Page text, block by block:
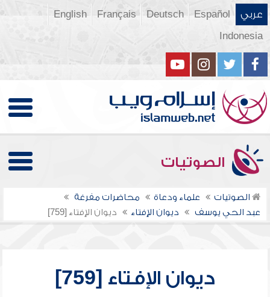
عربي Español
Deutsch
Français
English
Indonesia
الصوتيات
الصوتيات علماء ودعاة
محاضرات مفرغة
عبد الحي يوسف
ديوان الإفتاء ديوان الإفتاء [759]
ديوان الإفتاء [759]